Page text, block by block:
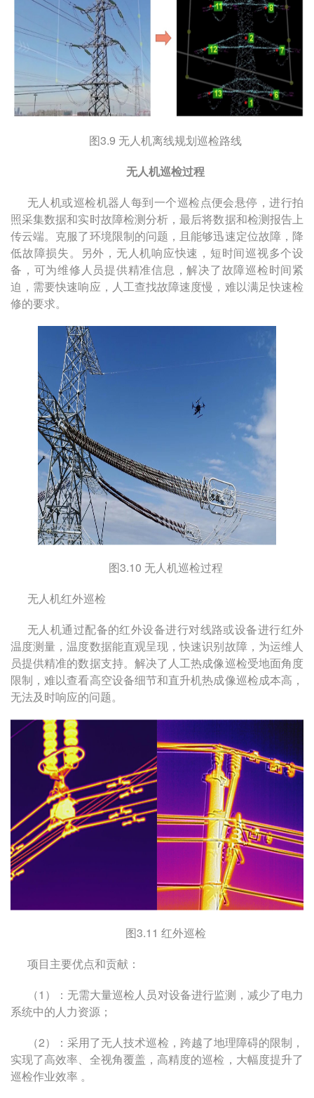
图3.9 无人机离线规划巡检路线
无人机巡检过程
无人机或巡检机器人每到一个巡检点便会悬停，进行拍
照采集数据和实时故障检测分析，最后将数据和检测报告上
传云端。克服了环境限制的问题，且能够迅速定位故障，降
低故障损失。另外，无人机响应快速，短时间巡视多个设
备，可为维修人员提供精准信息，解决了故障巡检时间紧
迫，需要快速响应，人工查找故障速度慢，难以满足快速检
修的要求。
图3.10 无人机巡检过程
无人机红外巡检
无人机通过配备的红外设备进行对线路或设备进行红外
温度测量，温度数据能直观呈现，快速识别故障，为运维人
员提供精准的数据支持。解决了人工热成像巡检受地面角度
限制，难以查看高空设备细节和直升机热成像巡检成本高，
无法及时响应的问题。
图3.11 红外巡检
项目主要优点和贡献：
（1 ）：无需大量巡检人员对设备进行监测，减少了电力
系统中的人力资源；
（2）：采用了无人技术巡检，跨越了地理障碍的限制，
实现了高效率、全视角覆盖，高精度的巡检，大幅度提升了
巡检作业效率 。